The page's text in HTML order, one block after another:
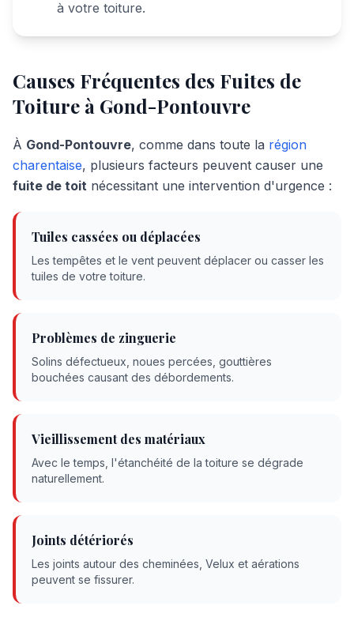
à votre toiture.
Causes Fréquentes des Fuites de
Toiture à Gond-Pontouvre
À Gond-Pontouvre, comme dans toute la région
charentaise, plusieurs facteurs peuvent causer une
fuite de toit nécessitant une intervention d'urgence :
Tuiles cassées ou déplacées
Les tempêtes et le vent peuvent déplacer ou casser les
tuiles de votre toiture.
Problèmes de zinguerie
Solins défectueux, noues percées, gouttières
bouchées causant des débordements.
Vieillissement des matériaux
Avec le temps, l'étanchéité de la toiture se dégrade
naturellement.
Joints détériorés
Les joints autour des cheminées, Velux et aérations
peuvent se fissurer.